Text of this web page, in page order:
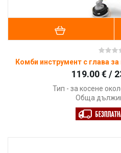
Комби инструмент с глава
119.00 € /
Тип - за косене
Обща